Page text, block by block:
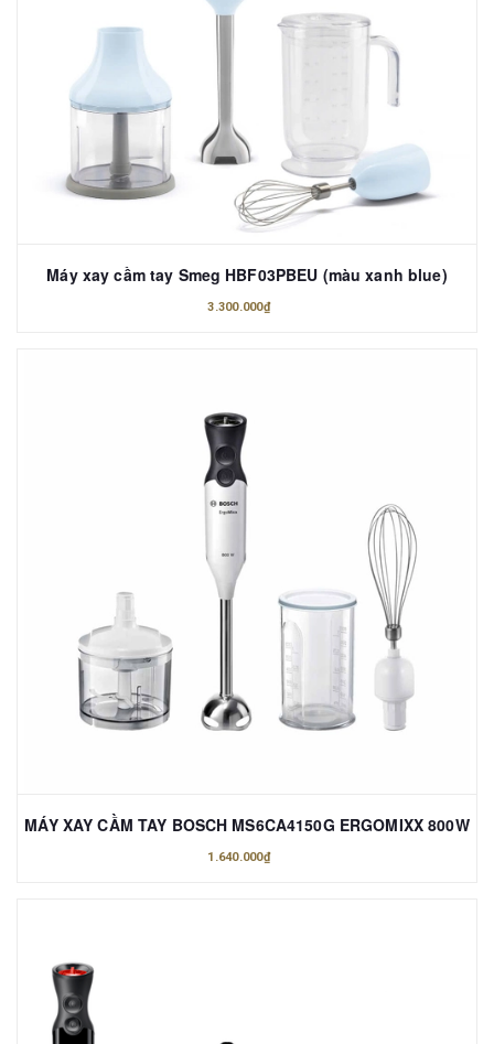
Máy xay cầm tay Smeg HBF03PBEU (màu xanh blue)
3.300.000₫
MÁY XAY CẦM TAY BOSCH MS6CA4150G ERGOMIXX 800W
1.640.000₫